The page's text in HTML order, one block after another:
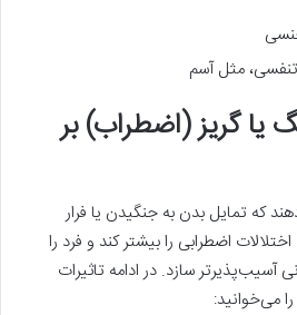
مثل آسم
یا گریز (اضطراب) بر
که تمایل بدن به جنگیدن یا فرار
اضطرابی را بیشتر کند و فرد را
سازد. در ادامه تاثیرات
می‌خوانید: